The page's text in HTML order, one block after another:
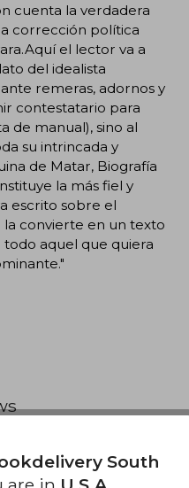
cuenta la verdadera
corrección política
el lector va a
del idealista
remeras, adornos y
contestatario para
de manual), sino al
su intrincada y
de Matar, Biografía
la más fiel y
escrito sobre el
la convierte en un texto
aquel que quiera
Wednesday,South